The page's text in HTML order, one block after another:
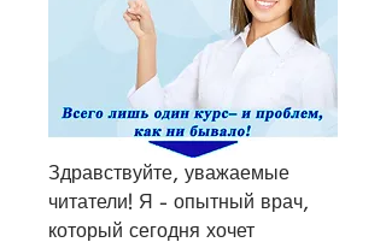
Здравствуйте, уважаемые
читатели! Я - опытный врач,
который сегодня хочет